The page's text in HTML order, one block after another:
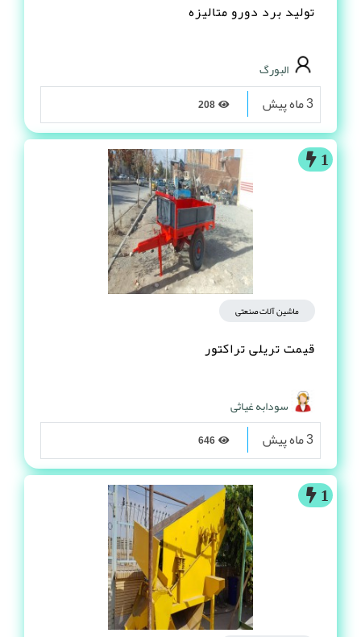
تولید برد دورو متالیزه
البورگ
3 ماه پیش
1
ماشین آلات صنعتی
قیمت تریلی تراکتور
سودابه غیاثی
3 ماه پیش
1